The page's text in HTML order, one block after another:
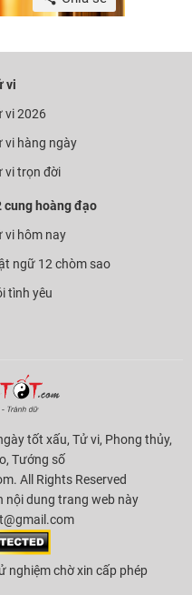
vi
vi 2026
vi hàng ngày
vi trọn đời
cung hoàng đạo
vi hôm nay
ngữ 12 chòm sao
tình yêu
tốt xấu, Tử vi, Phong thủy,
Tướng số
All Rights Reserved
nội dung trang web này
nghiệm chờ xin cấp phép